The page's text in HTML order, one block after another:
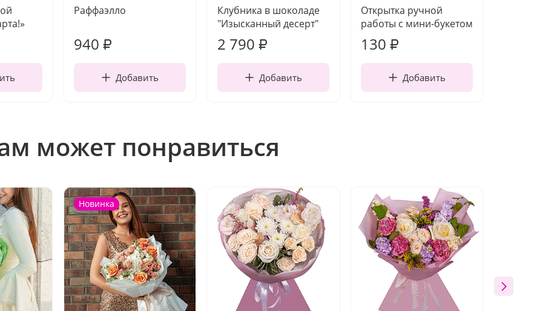
Раффаэлло
940 ₽
Добавить
Клубника в шоколаде
"Изысканный десерт"
2 790 ₽
Добавить
Открытка ручной
работы с мини-букетом
130 ₽
Добавить
может понравиться
Новинка